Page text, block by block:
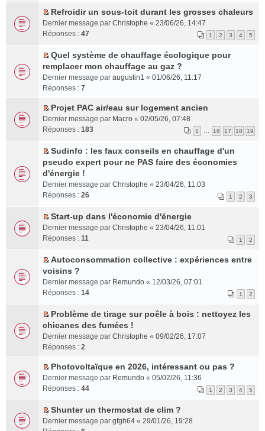
e
n
t
u
s
r
c
e
n
t
e
p
u
s
r
é
e
n
t
e
o
n
l
e
p
s
é
e
n
t
s
a
e
n
u
e
s
r
é
c
n
t
e
m
s
g
e
n
o
n
u
e
l
u
é
c
n
t
u
t
m
e
s
a
e
o
n
l
u
e
p
l
s
r
é
c
n
t
C
o
s
t
l
e
e
s
g
e
n
n
e
p
l
s
r
é
c
n
t
Refroidir un sous-toit durant les grosses chaleurs
Dernier message par Christophe « 23/06/26, 14:47
Réponses : 47 1 2 3 4 5
C
o
n
u
l
t
l
e
e
s
g
e
n
n
l
u
e
p
l
u
é
c
n
t
Quel système de chauffage écologique pour
remplacer mon chauffage au gaz ?
Dernier message par augustin1 « 01/06/26, 11:17
Réponses : 7
C
o
s
l
e
m
e
s
a
g
e
o
n
l
u
e
p
l
s
r
Projet PAC air/eau sur logement ancien
Dernier message par Macro « 02/05/26, 07:48
Réponses : 183 1 16 17 18 19
C
o
s
e
m
e
s
a
g
e
n
n
l
u
e
p
Sudinfo : les faux conseils en chauffage d'un
pseudo expert pour ne PAS faire des économies
d'énergie !
Dernier message par Christophe « 23/04/26, 11:03
Réponses : 26 1 2 3
C
o
s
t
m
e
s
a
e
o
Start-up dans l'économie d'énergie
Dernier message par Christophe « 23/04/26, 11:01
Réponses : 11 1 2
C
o
n
u
e
e
m
s
a
Autoconsommation collective : expériences entre
voisins ?
Dernier message par Remundo « 12/03/26, 07:01
Réponses : 14 1 2
C
o
n
u
l
t
l
e
Problème de tirage sur poêle à bois : nettoyez les
chicanes des fumées !
Dernier message par Christophe « 09/02/26, 17:07
Réponses : 2
C
o
s
u
l
Photovoltaïque en 2026, intéressant ou pas ?
Dernier message par Remundo « 05/02/26, 11:36
Réponses : 44 1 2 3 4 5
C
o
Shunter un thermostat de clim ?
Dernier message par gfgh64 « 29/01/26, 19:28